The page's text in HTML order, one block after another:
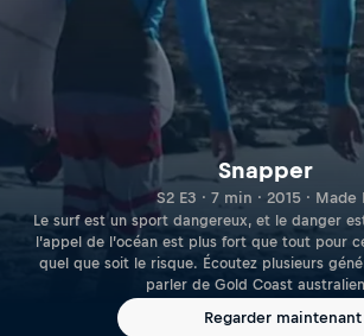
Snapper
S2 E3 · 7 min · 2015 · Made
Le surf est un sport dangereux, et le danger
l’appel de l’océan est plus fort que tout pour
quel que soit le risque. Écoutez plusieurs
parler de Gold Coast
Regarder maintenant